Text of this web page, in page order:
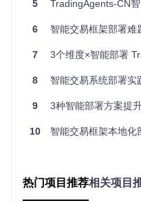
每种方案均经过优化以适
绿色版部署：零配置快速
适用场景矩阵
维度
评分（1-5
版本灵活性
2
部署步骤
# 1. 下载绿色版压缩包（假
5 TradingAgents-CN智
6 智能交易框架部署难题全解
7 3个维度×智能部署
8 智能交易系统部署实践
9 3种智能部署方案提升
10 智能交易框架本地化
热门项目推荐相关项目